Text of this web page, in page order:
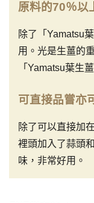
原料的70％以
除了「Yamatsu
用。光是生薑的
「Yamatsu葉生
可直接品嘗亦
除了可以直接加
裡頭加入了蒜頭
味，非常好用。